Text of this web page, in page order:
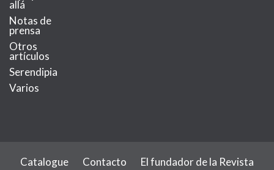
allá
Notas de
prensa
Otros
artículos
Serendipia
Varios
Catalogue Contacto El fundador de la Revista